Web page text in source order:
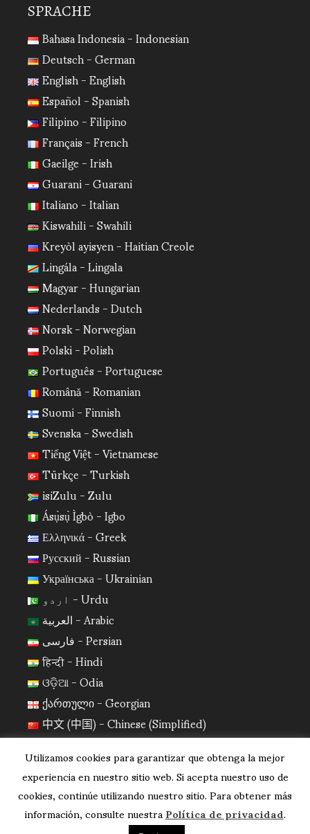
SPRACHE
Bahasa Indonesia - Indonesian
Deutsch - German
English - English
Español - Spanish
Filipino - Filipino
Français - French
Gaeilge - Irish
Guarani - Guarani
Italiano - Italian
Kiswahili - Swahili
Kreyòl ayisyen - Haitian Creole
Lingála - Lingala
Magyar - Hungarian
Nederlands - Dutch
Norsk - Norwegian
Polski - Polish
Português - Portuguese
Română - Romanian
Suomi - Finnish
Svenska - Swedish
Tiếng Việt - Vietnamese
Türkçe - Turkish
isiZulu - Zulu
Ásụ̀sụ̀ Ìgbò - Igbo
Ελληνικά - Greek
Русский - Russian
Українська - Ukrainian
اردو - Urdu
العربية - Arabic
فارسی - Persian
हिन्दी - Hindi
ଓଡ଼ିଆ - Odia
ქართული - Georgian
中文 (中国) - Chinese (Simplified)
日本語 - Japanese
한국어 - Korean
Utilizamos cookies para garantizar que obtenga la mejor
experiencia en nuestro sitio web. Si acepta nuestro uso de
cookies, continúe utilizando nuestro sitio. Para obtener más
información, consulte nuestraPolítica de privacidad.